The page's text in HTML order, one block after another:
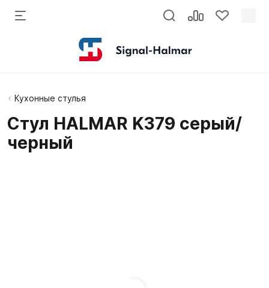
Кухонные стулья
Стул HALMAR K379 серый/
черный